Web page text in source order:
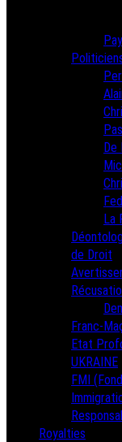
De
La
de Droit
Franc-
Etat
UKRAINE
FMI
Royalties